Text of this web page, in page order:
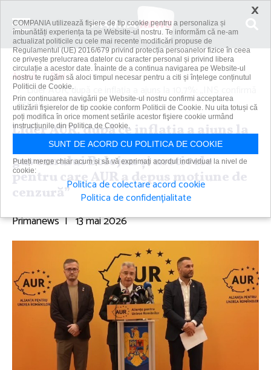
Acasă
Știri
Lider AUR, după ce inflaţia a ajuns la 10,7%: „INS confirmă
eşecul...
Lider AUR, după ce inflaţia a ajuns la
10,7%: „INS confirmă eşecul
guvernului Bolojan şi motivele
pentru care AUR a depus moţiune de
cenzură”
Primanews | 13 mai 2026
×
COMPANIA utilizează fişiere de tip cookie pentru a personaliza și
îmbunătăți experiența ta pe Website-ul nostru. Te informăm că ne-am
actualizat politicile cu cele mai recente modificări propuse de
Regulamentul (UE) 2016/679 privind protecția persoanelor fizice în ceea
ce privește prelucrarea datelor cu caracter personal și privind libera
circulație a acestor date. Înainte de a continua navigarea pe Website-ul
nostru te rugăm să aloci timpul necesar pentru a citi și înțelege conținutul
Politicii de Cookie.
Prin continuarea navigării pe Website-ul nostru confirmi acceptarea
utilizării fişierelor de tip cookie conform Politicii de Cookie. Nu uita totuși că
poți modifica în orice moment setările acestor fişiere cookie urmând
instrucțiunile din Politica de Cookie.
SUNT DE ACORD CU POLITICA DE COOKIE
Puteți merge chiar acum și să vă exprimați acordul individual la nivel de
cookie:
Politica de colectare acord cookie
Politica de confidențialitate